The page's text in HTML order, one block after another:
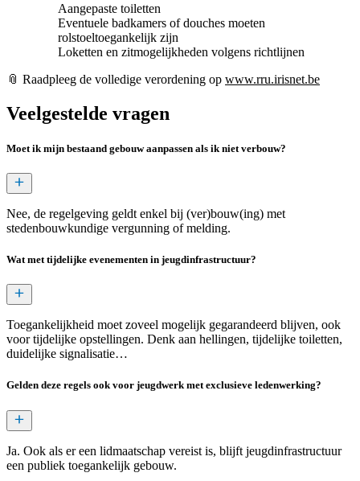
Aangepaste toiletten
Eventuele badkamers of douches moeten
rolstoeltoegankelijk zijn
Loketten en zitmogelijkheden volgens richtlijnen
📎 Raadpleeg de volledige verordening op www.rru.irisnet.be
Veelgestelde vragen
Moet ik mijn bestaand gebouw aanpassen als ik niet verbouw?
Nee, de regelgeving geldt enkel bij (ver)bouw(ing) met
stedenbouwkundige vergunning of melding.
Wat met tijdelijke evenementen in jeugdinfrastructuur?
Toegankelijkheid moet zoveel mogelijk gegarandeerd blijven, ook
voor tijdelijke opstellingen. Denk aan hellingen, tijdelijke toiletten,
duidelijke signalisatie…
Gelden deze regels ook voor jeugdwerk met exclusieve ledenwerking?
Ja. Ook als er een lidmaatschap vereist is, blijft jeugdinfrastructuur
een publiek toegankelijk gebouw.